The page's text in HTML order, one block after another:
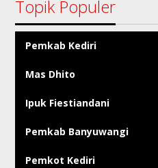
Topik Populer
Pemkab Kediri
Mas Dhito
Ipuk Fiestiandani
Pemkab Banyuwangi
Pemkot Kediri